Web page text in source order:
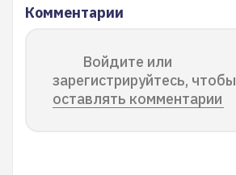
Комментарии
Войдите или
зарегистрируйтесь, чтобы
оставлять комментарии